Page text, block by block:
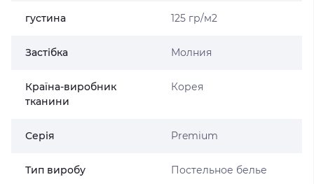
густина 125 гр/м2
Застібка Молния
Країна-виробник
тканини
Корея
Серія Premium
Тип виробу Постельное белье